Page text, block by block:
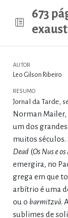
673
AUTOR
Leo Gilson Ribeiro
RESUMO
Jornal da Tarde,
Norman
um dos
muitos séculos.
Dead(Os Nus e
emergira, no
grega em que
arbítrio é uma
ou o barmitzvá.
sublimes de